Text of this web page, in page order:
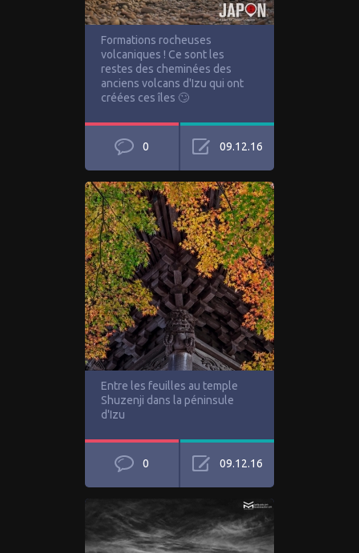
Formations rocheuses
volcaniques ! Ce sont les
restes des cheminées des
anciens volcans d'Izu qui ont
créées ces îles 🙄
0 09.12.16
Entre les feuilles au temple
Shuzenji dans la péninsule
d'Izu
0 09.12.16